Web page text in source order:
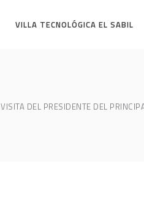
VILLA TECNOLÓGICA EL SABIL
VISITA DEL PRESIDENTE DEL